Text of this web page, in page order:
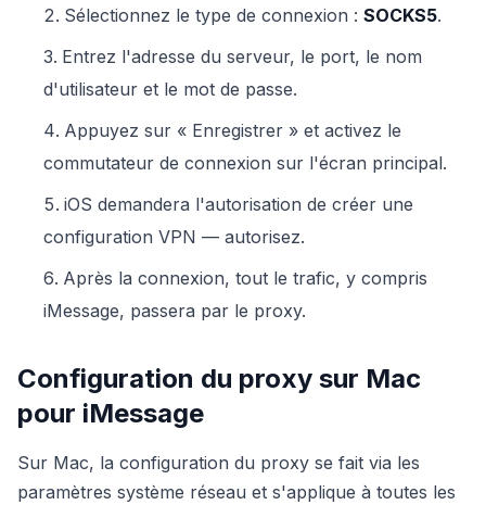
Sélectionnez le type de connexion : SOCKS5.
Entrez l'adresse du serveur, le port, le nom
d'utilisateur et le mot de passe.
Appuyez sur « Enregistrer » et activez le
commutateur de connexion sur l'écran principal.
iOS demandera l'autorisation de créer une
configuration VPN — autorisez.
Après la connexion, tout le trafic, y compris
iMessage, passera par le proxy.
Configuration du proxy sur Mac
pour iMessage
Sur Mac, la configuration du proxy se fait via les
paramètres système réseau et s'applique à toutes les